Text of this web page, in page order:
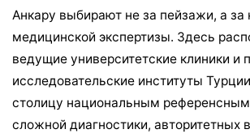
Анкару выбирают не за пейзажи, а за
медицинской экспертизы. Здесь
ведущие университетские клиники и
исследовательские институты
столицу национальным
сложной диагностики, авторитетных